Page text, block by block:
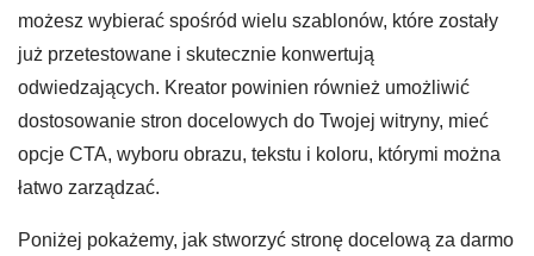
możesz wybierać spośród wielu szablonów, które zostały
już przetestowane i skutecznie konwertują
odwiedzających. Kreator powinien również umożliwić
dostosowanie stron docelowych do Twojej witryny, mieć
opcje CTA, wyboru obrazu, tekstu i koloru, którymi można
łatwo zarządzać.
Poniżej pokażemy, jak stworzyć stronę docelową za darmo